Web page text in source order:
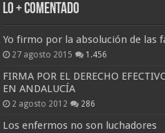
Lo + Comentado
Yo firmo por la absolución de las
27 agosto 2015 1.456
FIRMA POR EL DERECHO
EN ANDALUCÍA
2 agosto 2012 286
Los enfermos no son luchadores